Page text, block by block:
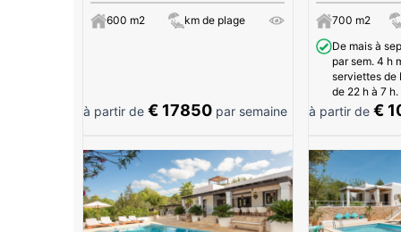
600 m2 km de plage
à partir de € 17850 par semaine
700 m2
De mais à
par sem. 4 h
serviettes de
de 22 h à 7 h.
à partir de €